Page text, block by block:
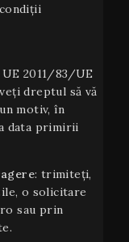
2011/83/UE
dreptul să vă
motiv, în
data primirii
: trimiteți,
o solicitare
sau prin